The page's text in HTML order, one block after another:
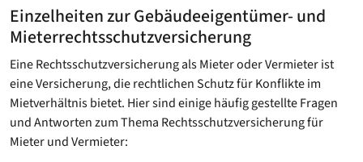
Einzelheiten zur Gebäudeeigentümer- und
Mieterrechts­schutzversicherung
Eine Rechtsschutzversicherung als Mieter oder Vermieter ist
eine Versicherung, die rechtlichen Schutz für Konflikte im
Mietverhältnis bietet. Hier sind einige häufig gestellte Fragen
und Antworten zum Thema Rechtsschutzversicherung für
Mieter und Vermieter: